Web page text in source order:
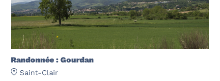
Randonnée : Gourdan
Saint-Clair